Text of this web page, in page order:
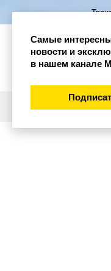
Самые
новости и
в нашем канале